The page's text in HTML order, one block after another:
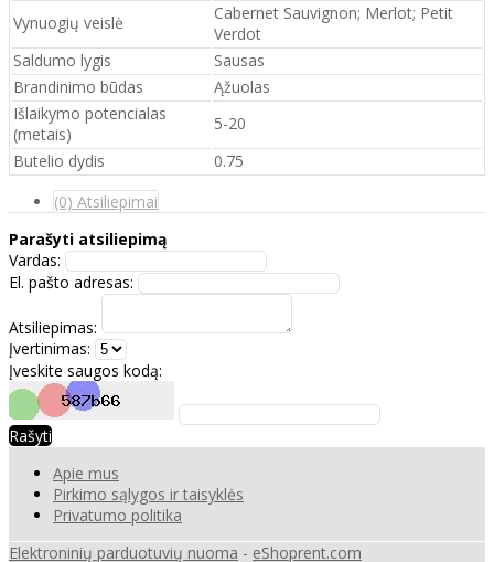
Vynuogių veislė
Cabernet Sauvignon; Merlot; Petit
Verdot
Saldumo lygis
Sausas
Brandinimo būdas
Ąžuolas
Išlaikymo potencialas
(metais)
5-20
Butelio dydis
0.75
(0) Atsiliepimai
Parašyti atsiliepimą
Vardas:
El. pašto adresas:
Atsiliepimas:
Įvertinimas:
Įveskite saugos kodą:
Rašyti
Apie mus
Pirkimo sąlygos ir taisyklės
Privatumo politika
Elektroninių parduotuvių nuoma - eShoprent.com